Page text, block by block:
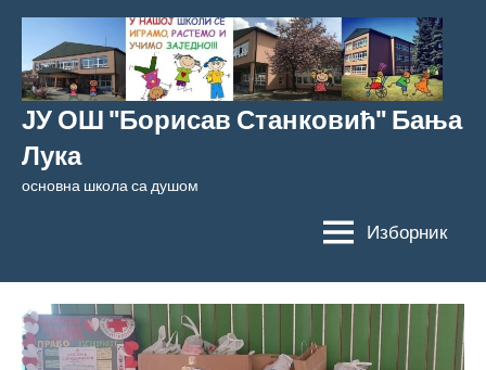
Скочи
садржај
ЈУ ОШ "Борисав Станковић" Бања
Лука
основна школа са душом
Изборник